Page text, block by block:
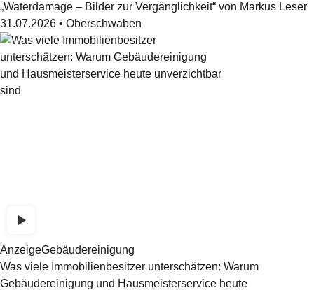
„Waterdamage – Bilder zur Vergänglichkeit“ von Markus Leser
31.07.2026 • Oberschwaben
AnzeigeGebäudereinigung
Was viele Immobilienbesitzer unterschätzen: Warum
Gebäudereinigung und Hausmeisterservice heute